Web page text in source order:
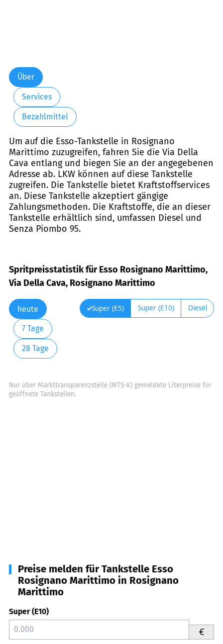
Über
Services
Bezahlmittel
Um auf die Esso-Tankstelle in Rosignano
Marittimo zuzugreifen, fahren Sie die Via Della
Cava entlang und biegen Sie an der angegebenen
Adresse ab. LKW können auf diese Tankstelle
zugreifen. Die Tankstelle bietet Kraftstoffservices
an. Diese Tankstelle akzeptiert gängige
Zahlungsmethoden. Die Kraftstoffe, die an dieser
Tankstelle erhältlich sind, umfassen Diesel und
Senza Piombo 95.
Spritpreisstatistik für Esso Rosignano Marittimo,
Via Della Cava, Rosignano Marittimo
heute
7 Tage
28 Tage
Super (E5) Super (E10) Diesel
Nur über Markttransparenzstelle (MTS-K) gemeldete Literpreise für
geöffnete Tankstellen.
Preise melden für Tankstelle Esso
Rosignano Marittimo in Rosignano
Marittimo
Super (E10)
€